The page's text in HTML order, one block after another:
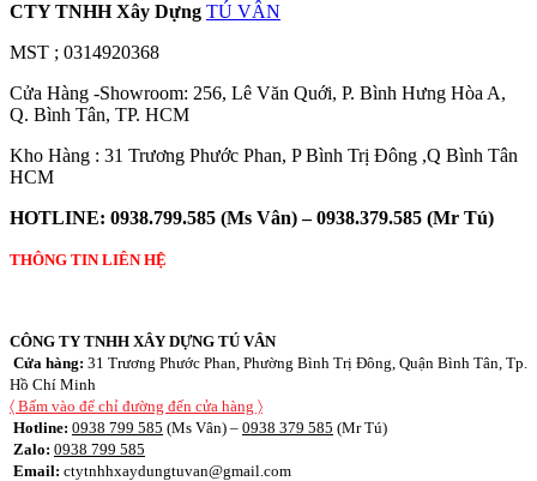
CTY TNHH Xây Dựng TÚ VÂN
MST ; 0314920368
Cửa Hàng -Showroom: 256, Lê Văn Quới, P. Bình Hưng Hòa A,
Q. Bình Tân, TP. HCM
Kho Hàng : 31 Trương Phước Phan, P Bình Trị Đông ,Q Bình Tân
HCM
HOTLINE: 0938.799.585 (Ms Vân) – 0938.379.585 (Mr Tú)
THÔNG TIN LIÊN HỆ
CÔNG TY TNHH XÂY DỰNG TÚ VÂN
Cửa hàng: 31 Trương Phước Phan, Phường Bình Trị Đông, Quận Bình Tân, Tp.
Hồ Chí Minh
〈 Bấm vào để chỉ đường đến cửa hàng 〉
Hotline: 0938 799 585 (Ms Vân) – 0938 379 585 (Mr Tú)
Zalo: 0938 799 585
Email: ctytnhhxaydungtuvan@gmail.com